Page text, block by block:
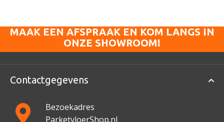
MAAK EEN AFSPRAAK EN KOM LANGS IN
ONZE SHOWROOM!
Contactgegevens
Bezoekadres
ParketvloerShop.nl